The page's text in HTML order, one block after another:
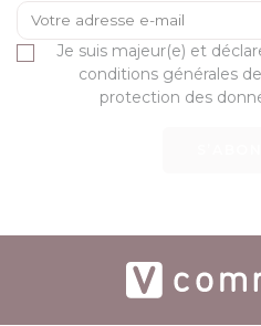
Je suis majeur(e) et
conditions générales
protection des